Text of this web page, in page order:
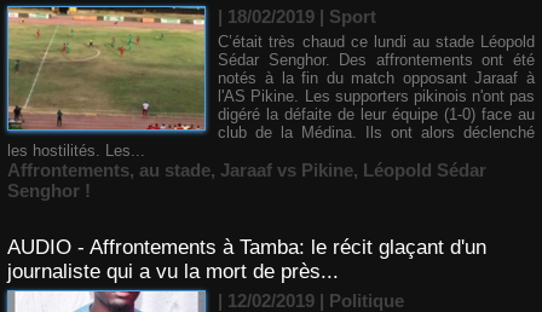
| 18/02/2019 | Sport
C’était très chaud ce lundi au stade Léopold
Sédar Senghor. Des affrontements ont été
notés à la fin du match opposant Jaraaf à
l'AS Pikine. Les supporters pikinois n'ont pas
digéré la défaite de leur équipe (1-0) face au
club de la Médina. Ils ont alors déclenché
les hostilités. Les...
Affrontements, au stade, Jaraaf vs Pikine, Léopold Sédar
Senghor !
AUDIO - Affrontements à Tamba: le récit glaçant d'un
journaliste qui a vu la mort de près...
| 12/02/2019 | Politique